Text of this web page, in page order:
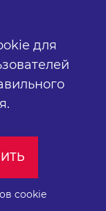
для
cookie